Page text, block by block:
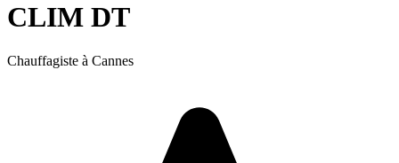
CLIM DT
Chauffagiste à Cannes